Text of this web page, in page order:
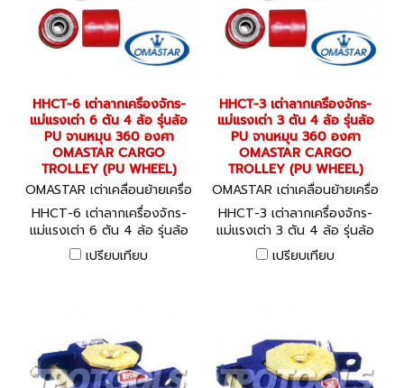
HHCT-6 เต่าลากเครื่องจักร-
แม่แรงเต่า 6 ตัน 4 ล้อ รุ่นล้อ
PU จานหมุน 360 องศา
OMASTAR CARGO
TROLLEY (PU WHEEL)
OMASTAR เต่าเคลื่อนย้ายเครื่อ
งจักร HHCT-6
HHCT-6 เต่าลากเครื่องจักร-
แม่แรงเต่า 6 ตัน 4 ล้อ รุ่นล้อ
PU จานหมุน 360 องศา
OMASTAR CARGO TROLLEY
เปรียบเทียบ
HHCT-3 เต่าลากเครื่องจักร-
แม่แรงเต่า 3 ตัน 4 ล้อ รุ่นล้อ
PU จานหมุน 360 องศา
OMASTAR CARGO
TROLLEY (PU WHEEL)
OMASTAR เต่าเคลื่อนย้ายเครื่อ
งจักร HHCT-3
HHCT-3 เต่าลากเครื่องจักร-
แม่แรงเต่า 3 ตัน 4 ล้อ รุ่นล้อ
PU จานหมุน 360 องศา
OMASTAR CARGO TROLLEY
เปรียบเทียบ